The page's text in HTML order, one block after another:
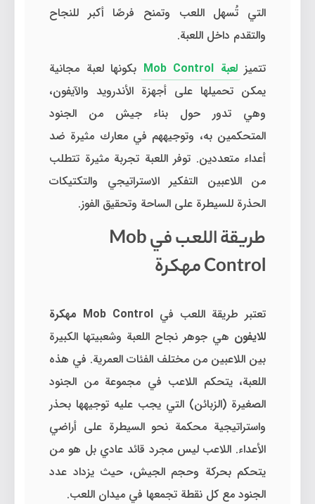
التي تُسهل اللعب وتمنح فرصًا أكبر للنجاح
والتقدم داخل اللعبة.
تتميزلعبة Mob Control
بكونها لعبة مجانية
يمكن تحميلها على أجهزة الأندرويد والآيفون،
وهي تدور حول بناء جيش من الجنود
المتحكمين به، وتوجيههم في معارك مثيرة ضد
أعداء متعددين. توفر اللعبة تجربة مثيرة تتطلب
من اللاعبين التفكير الاستراتيجي والتكتيكات
الحذرة للسيطرة على الساحة وتحقيق الفوز.
طريقة اللعب في Mob
Control مهكرة
تعتبر طريقة اللعب في
Mob Control مهكرة
للايفون هي جوهر نجاح اللعبة وشعبيتها الكبيرة
بين اللاعبين من مختلف الفئات العمرية. في هذه
اللعبة، يتحكم اللاعب في مجموعة من الجنود
الصغيرة (الزبائن) التي يجب عليه توجيهها بحذر
واستراتيجية محكمة نحو السيطرة على أراضي
الأعداء. اللاعب ليس مجرد قائد عادي بل هو من
يتحكم بحركة وحجم الجيش، حيث يزداد عدد
الجنود مع كل نقطة تجمعها في ميدان اللعب.